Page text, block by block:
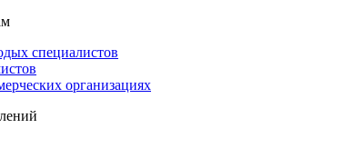
специалистов
организациях